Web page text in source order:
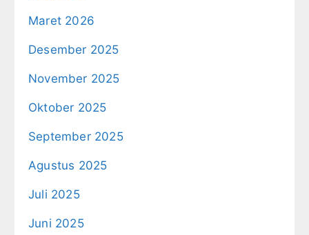
Maret 2026
Desember 2025
November 2025
Oktober 2025
September 2025
Agustus 2025
Juli 2025
Juni 2025